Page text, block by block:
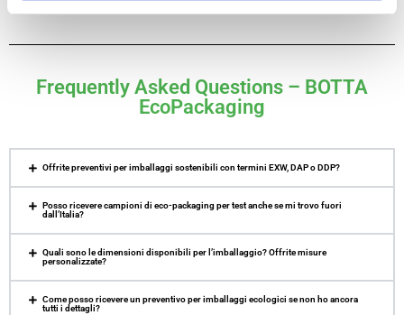
Frequently Asked Questions – BOTTA
EcoPackaging
Offrite preventivi per imballaggi sostenibili con termini EXW, DAP o DDP?
Posso ricevere campioni di eco-packaging per test anche se mi trovo fuori
dall’Italia?
Quali sono le dimensioni disponibili per l’imballaggio? Offrite misure
personalizzate?
Come posso ricevere un preventivo per imballaggi ecologici se non ho ancora
tutti i dettagli?